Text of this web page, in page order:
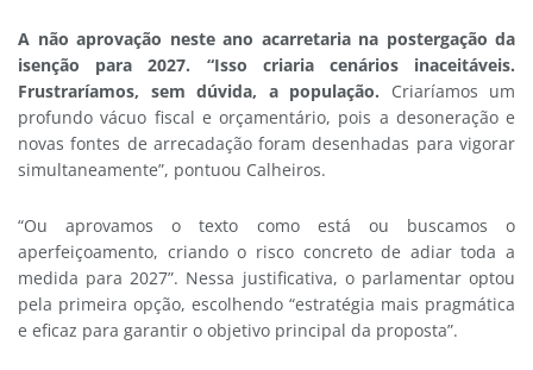
A não aprovação neste ano acarretaria na postergação da
isenção para 2027. “Isso criaria cenários inaceitáveis.
Frustraríamos, sem dúvida, a população. Criaríamos um
profundo vácuo fiscal e orçamentário, pois a desoneração e
novas fontes de arrecadação foram desenhadas para vigorar
simultaneamente”, pontuou Calheiros.
“Ou aprovamos o texto como está ou buscamos o
aperfeiçoamento, criando o risco concreto de adiar toda a
medida para 2027”. Nessa justificativa, o parlamentar optou
pela primeira opção, escolhendo “estratégia mais pragmática
e eficaz para garantir o objetivo principal da proposta”.